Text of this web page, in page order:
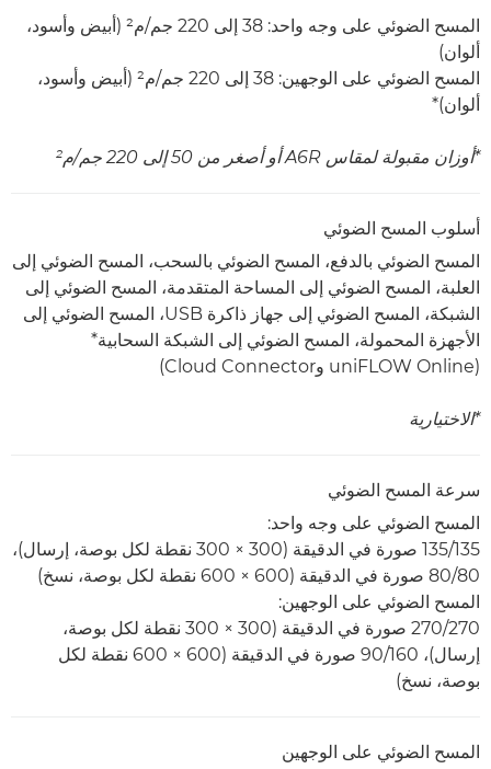
المسح الضوئي على وجه واحد: 38 إلى 220 جم/م²‏ (أبيض وأسود،
ألوان)
المسح الضوئي على الوجهين: 38 إلى 220 جم/م² (أبيض وأسود،
ألوان)*
*أوزان مقبولة لمقاس A6R أو أصغر من 50 إلى 220 جم/م²
أسلوب المسح الضوئي
المسح الضوئي بالدفع، المسح الضوئي بالسحب، المسح الضوئي إلى
العلبة، المسح الضوئي إلى المساحة المتقدمة، المسح الضوئي إلى
الشبكة، المسح الضوئي إلى جهاز ذاكرة USB، المسح الضوئي إلى
الأجهزة المحمولة، المسح الضوئي إلى الشبكة السحابية*
(uniFLOW Online وCloud Connector)
*الاختيارية
سرعة المسح الضوئي
المسح الضوئي على وجه واحد:
135/135 صورة في الدقيقة (300 × 300 نقطة لكل بوصة، إرسال)،
80/80 صورة في الدقيقة (600 × 600 نقطة لكل بوصة، نسخ)
المسح الضوئي على الوجهين:
270/270 صورة في الدقيقة (300 × 300 نقطة لكل بوصة،
إرسال)، 160/‏90 صورة في الدقيقة (600 × 600 نقطة لكل
بوصة، نسخ)
المسح الضوئي على الوجهين